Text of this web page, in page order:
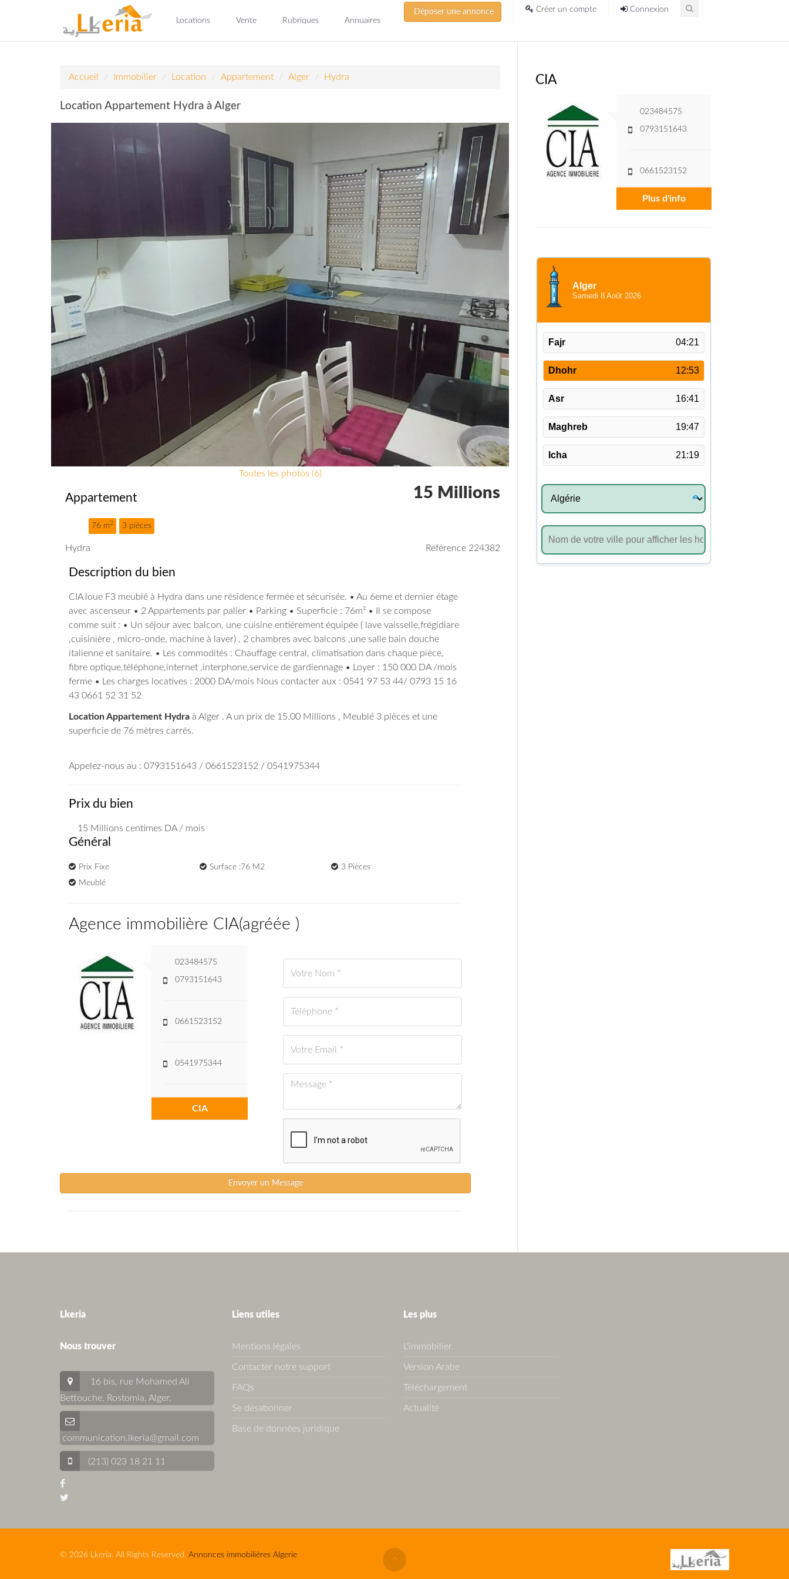
Locations Vente Rubriques Annuaires
Déposer une annonce Créer un compte Connexion
Accueil Immobilier Location Appartement Alger Hydra
Location Appartement Hydra à Alger
Toutes les photos (6)
Appartement
76 m2 3 pièces
15 Millions
Hydra Référence 224382
Description du bien
CIA loue F3 meublé à Hydra dans une résidence fermée et sécurisée. • Au 6eme et dernier étage
avec ascenseur • 2 Appartements par palier • Parking • Superficie : 76m² • Il se compose
comme suit : • Un séjour avec balcon, une cuisine entièrement équipée ( lave vaisselle,frégidiare
,cuisinière , micro-onde, machine à laver) , 2 chambres avec balcons ,une salle bain douche
italienne et sanitaire. • Les commodités : Chauffage central, climatisation dans chaque pièce,
fibre optique,téléphone,internet ,interphone,service de gardiennage • Loyer : 150 000 DA /mois
ferme • Les charges locatives : 2000 DA/mois Nous contacter aux : 0541 97 53 44/ 0793 15 16
43 0661 52 31 52
Location Appartement Hydra à Alger . A un prix de 15.00 Millions , Meublé 3 pièces et une
superficie de 76 mètres carrés.
Appelez-nous au : 0793151643 / 0661523152 / 0541975344
Prix du bien
15 Millions centimes DA/ mois
Général
Prix Fixe Surface :76 M2
3 Pièces
Meublé
Agence immobilière CIA(agréée )
023484575
0793151643
0661523152
0541975344
CIA
Envoyer un Message
CIA
023484575
0793151643
0661523152
Plus d'info
Lkeria
Nous trouver
16 bis, rue Mohamed Ali
Bettouche, Rostomia. Alger.
communication.lkeria@gmail.com
(213) 023 18 21 11
Liens utiles
Mentions légales
Contacter notre support
FAQs
Se désabonner
Base de données juridique
Les plus
L'immobilier
Version Arabe
Téléchargement
Actualité
© 2026 Lkeria. All Rights Reserved. Annonces immobilières Algerie